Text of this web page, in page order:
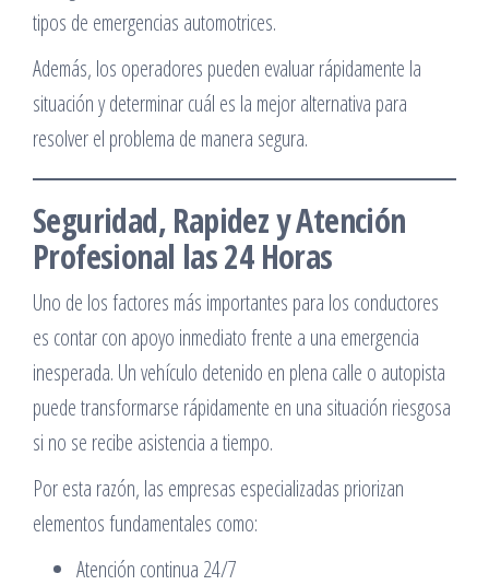
tipos de emergencias automotrices.
Además, los operadores pueden evaluar rápidamente la
situación y determinar cuál es la mejor alternativa para
resolver el problema de manera segura.
Seguridad, Rapidez y Atención
Profesional las 24 Horas
Uno de los factores más importantes para los conductores
es contar con apoyo inmediato frente a una emergencia
inesperada. Un vehículo detenido en plena calle o autopista
puede transformarse rápidamente en una situación riesgosa
si no se recibe asistencia a tiempo.
Por esta razón, las empresas especializadas priorizan
elementos fundamentales como:
Atención continua 24/7